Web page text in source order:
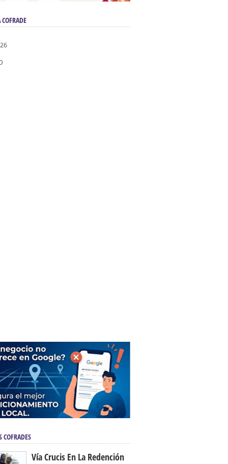
COFRADES
Vía Crucis En La Redención